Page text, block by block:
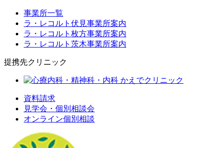
事業所一覧
ラ・レコルト伏見事業所案内
ラ・レコルト枚方事業所案内
ラ・レコルト茨木事業所案内
提携先クリニック
資料請求
見学会・個別相談会
オンライン個別相談